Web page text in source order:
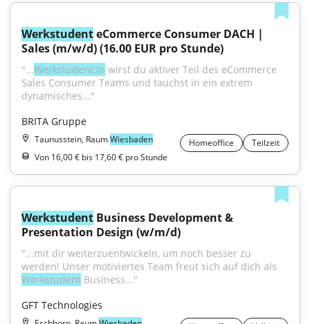
Werkstudent eCommerce Consumer DACH |
Sales (m/w/d) (16.00 EUR pro Stunde)
"...Werkstudent:in wirst du aktiver Teil des eCommerce
Sales Consumer Teams und tauchst in ein extrem
dynamisches..."
BRITA Gruppe
Taunusstein, RaumWiesbaden Homeoffice
Teilzeit
Von 16,00 € bis 17,60 € pro Stunde
Werkstudent Business Development &
Presentation Design (w/m/d)
"...mit dir weiterzuentwickeln, um noch besser zu
Werkstudent Business..."
GFT Technologies